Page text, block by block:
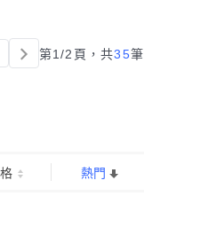
第1/2頁， 共35筆
熱門